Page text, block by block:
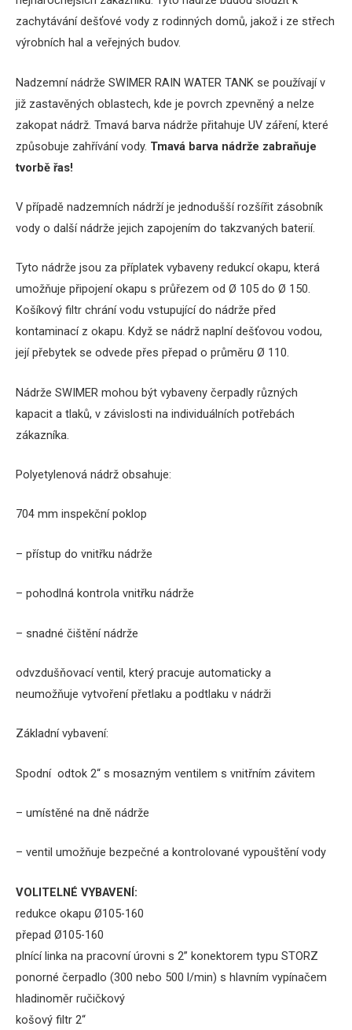
zachytávání dešťové vody z rodinných domů, jakož i ze střech
výrobních hal a veřejných budov.
Nadzemní nádrže SWIMER RAIN WATER TANK se používají v
již zastavěných oblastech, kde je povrch zpevněný a nelze
zakopat nádrž. Tmavá barva nádrže přitahuje UV záření, které
způsobuje zahřívání vody. Tmavá barva nádrže zabraňuje
tvorbě řas!
V případě nadzemních nádrží je jednodušší rozšířit zásobník
vody o další nádrže jejich zapojením do takzvaných baterií.
Tyto nádrže jsou za příplatek vybaveny redukcí okapu, která
umožňuje připojení okapu s průřezem od Ø 105 do Ø 150.
Košíkový filtr chrání vodu vstupující do nádrže před
kontaminací z okapu. Když se nádrž naplní dešťovou vodou,
její přebytek se odvede přes přepad o průměru Ø 110.
Nádrže SWIMER mohou být vybaveny čerpadly různých
kapacit a tlaků, v závislosti na individuálních potřebách
zákazníka.
Polyetylenová nádrž obsahuje:
704 mm inspekční poklop
– přístup do vnitřku nádrže
– pohodlná kontrola vnitřku nádrže
– snadné čištění nádrže
odvzdušňovací ventil, který pracuje automaticky a
neumožňuje vytvoření přetlaku a podtlaku v nádrži
Základní vybavení:
Spodní odtok 2“ s mosazným ventilem s vnitřním závitem
– umístěné na dně nádrže
– ventil umožňuje bezpečné a kontrolované vypouštění vody
VOLITELNÉ VYBAVENÍ:
redukce okapu Ø105-160
přepad Ø105-160
plnící linka na pracovní úrovni s 2” konektorem typu STORZ
ponorné čerpadlo (300 nebo 500 l/min) s hlavním vypínačem
hladinoměr ručičkový
košový filtr 2“